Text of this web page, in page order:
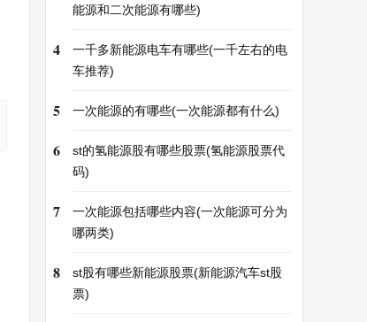
能源和二次能源有哪些)
4
一千多新能源电车有哪些(一千左右的电
车推荐)
5 一次能源的有哪些(一次能源都有什么)
6
st的氢能源股有哪些股票(氢能源股票代
码)
7
一次能源包括哪些内容(一次能源可分为
哪两类)
8
st股有哪些新能源股票(新能源汽车st股
票)